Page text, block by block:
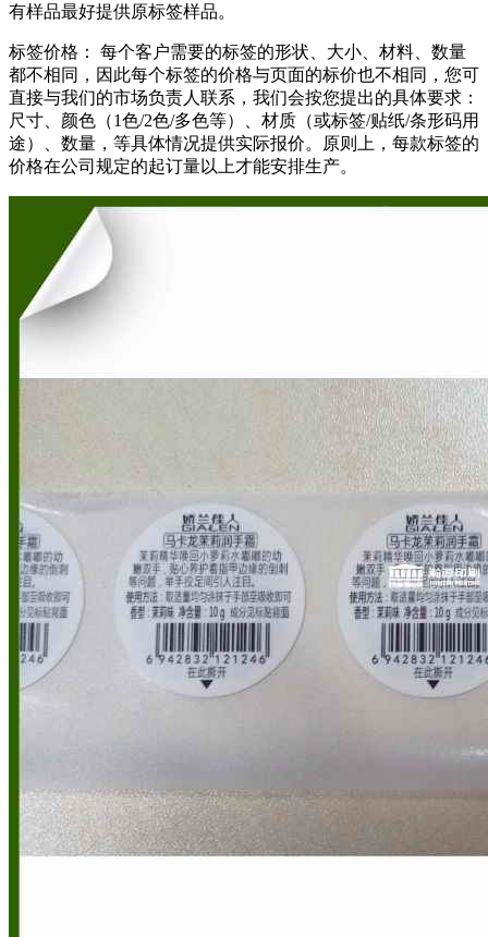
有样品最好提供原标签样品。
标签价格： 每个客户需要的标签的形状、大小、材料、数量
都不相同，因此每个标签的价格与页面的标价也不相同，您可
直接与我们的市场负责人联系，我们会按您提出的具体要求：
尺寸、颜色（1色/2色/多色等）、材质（或标签/贴纸/条形码用
途）、数量，等具体情况提供实际报价。原则上，每款标签的
价格在公司规定的起订量以上才能安排生产。